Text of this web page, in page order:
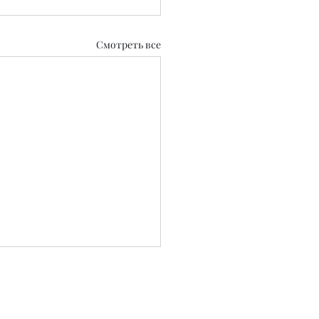
Смотреть все